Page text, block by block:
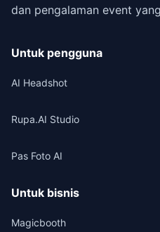
dan pengalaman event
Untuk pengguna
AI Headshot
Rupa.AI Studio
Pas Foto AI
Untuk bisnis
Magicbooth